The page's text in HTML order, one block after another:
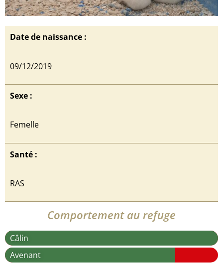
Date de naissance :
09/12/2019
Sexe :
Femelle
Santé :
RAS
Comportement au refuge
Câlin
Avenant